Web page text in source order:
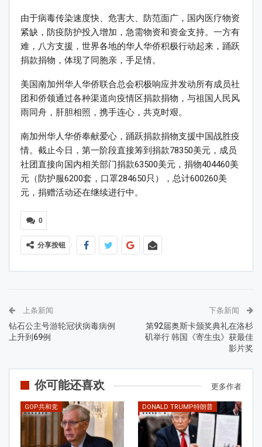
由于病毒传染速度快、危害大、防范面广，国内医疗物资
紧缺，防疫防护投入增加，急需物资和资金支持。一方有
难，八方支援，世界各地的华人华侨积极行动起来，踊跃
捐款捐物，体现了同胞亲，手足情。
美国南加州华人华侨联合总会积极响应并发动所有成员社
团和侨领通过各种渠道向疫情区捐款捐物，与祖国人民风
雨同舟，肝胆相照，携手连心，共克时艰。
南加州华人华侨奉献爱心，踊跃捐款捐物支援中国战胜疫
情。截止今日，第一阶段直接筹到捐款78350美元，成员
社团直接向国内相关部门捐款63500美元，捐物404460美
元（防护服6200套，口罩284650只），总计600260美
元，捐赠活动还在继续进行中。
0
分享按钮
上条新闻
钻石公主号游轮冠状病毒病例
上升到69例
下条新闻
第92届奥斯卡颁奖典礼在洛杉
矶举行 韩国《寄生虫》获最佳
影片奖
你可能还喜欢 更多作者
GOP共和党 DONALD TRUMP特朗普